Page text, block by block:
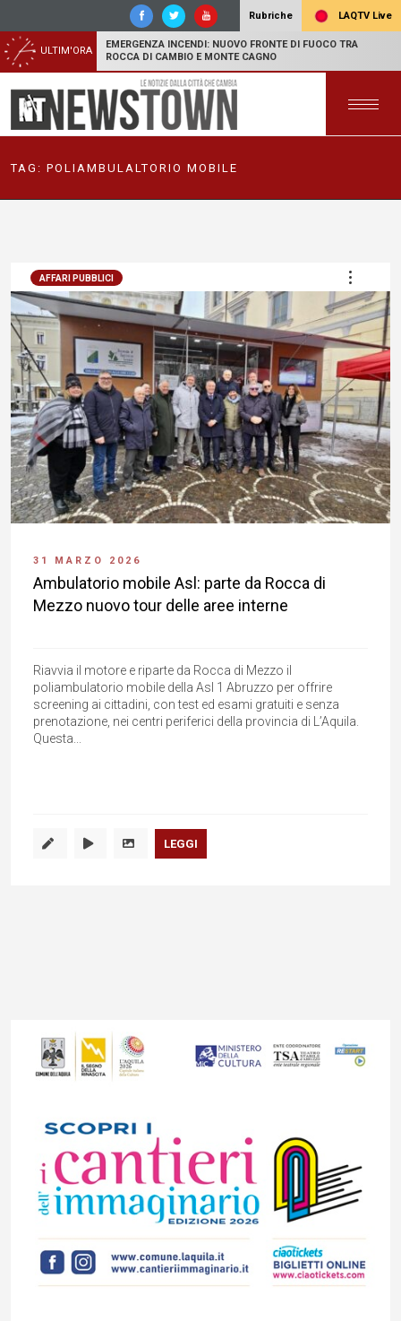
Rubriche LAQTV Live
ULTIM'ORA
EMERGENZA INCENDI: NUOVO FRONTE DI FUOCO TRA
ROCCA DI CAMBIO E MONTE CAGNO
TAG: POLIAMBULALTORIO MOBILE
AFFARI PUBBLICI
31 MARZO 2026
Ambulatorio mobile Asl: parte da Rocca di
Mezzo nuovo tour delle aree interne
Riavvia il motore e riparte da Rocca di Mezzo il
poliambulatorio mobile della Asl 1 Abruzzo per offrire
screening ai cittadini, con test ed esami gratuiti e senza
prenotazione, nei centri periferici della provincia di L’Aquila.
Questa...
LEGGI